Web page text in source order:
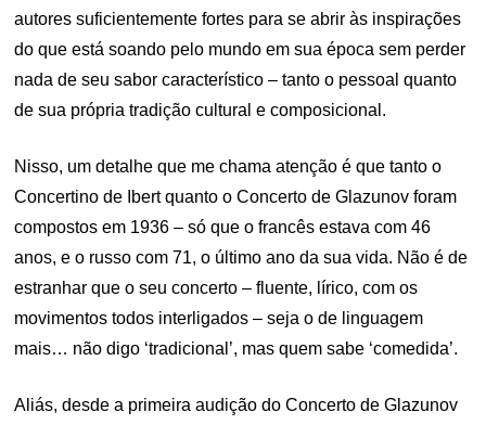
autores suficientemente fortes para se abrir às inspirações
do que está soando pelo mundo em sua época sem perder
nada de seu sabor característico – tanto o pessoal quanto
de sua própria tradição cultural e composicional.
Nisso, um detalhe que me chama atenção é que tanto o
Concertino de Ibert quanto o Concerto de Glazunov foram
compostos em 1936 – só que o francês estava com 46
anos, e o russo com 71, o último ano da sua vida. Não é de
estranhar que o seu concerto – fluente, lírico, com os
movimentos todos interligados – seja o de linguagem
mais… não digo ‘tradicional’, mas quem sabe ‘comedida’.
Aliás, desde a primeira audição do Concerto de Glazunov